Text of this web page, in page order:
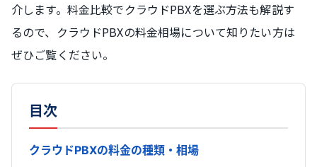
介します。料金比較でクラウドPBXを選ぶ方法も解説す
るので、クラウドPBXの料金相場について知りたい方は
ぜひご覧ください。
目次
クラウドPBXの料金の種類・相場